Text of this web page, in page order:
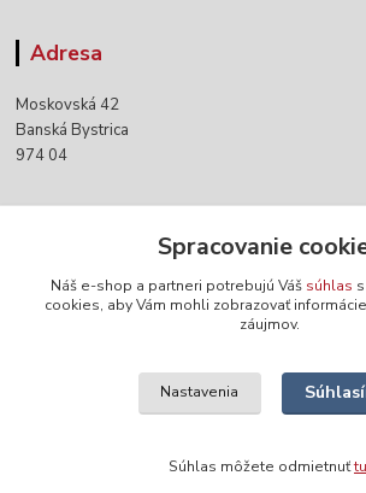
Adresa
Moskovská 42
Banská Bystrica
974 04
+421 903 152 158
Spracovanie
Náš e-shop a partneri potrebujú Váš súhlas
cookies, aby Vám mohli zobrazovať
záujmov.
Nastavenia
Súhlas môžete odmietnuťtu